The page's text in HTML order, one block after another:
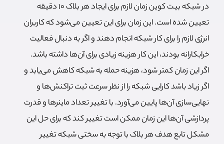
در شبکه بیت کوین زمان لازم برای ایجاد هر بلاک 10 دقیقه
تعیین شده است. این زمان برای این تعیین می‌شود که کاربران
انرژی لازم را برای کار شبکه انجام دهند و اگر به دنبال فعالیت
خرابکارانه بودند، این کار هزینه زیادی برای آن‌ها داشته باشد.
اگر این زمان کمتر شود، هزینه حمله به شبکه کاهش می‌یابد و
اگر زیاد باشد کارایی شبکه را از نظر سرعت ثبت تراکنش‌ها و
نهایی‌سازی آن‌ها پایین می‌آورد. با تغییر تعداد ماینرها و قدرت
پردازشی آن‌ها این زمان ممکن است تغییر کند که برای حل این
مشکل تابع هدف هر بلاک با توجه به سختی شبکه تغییر